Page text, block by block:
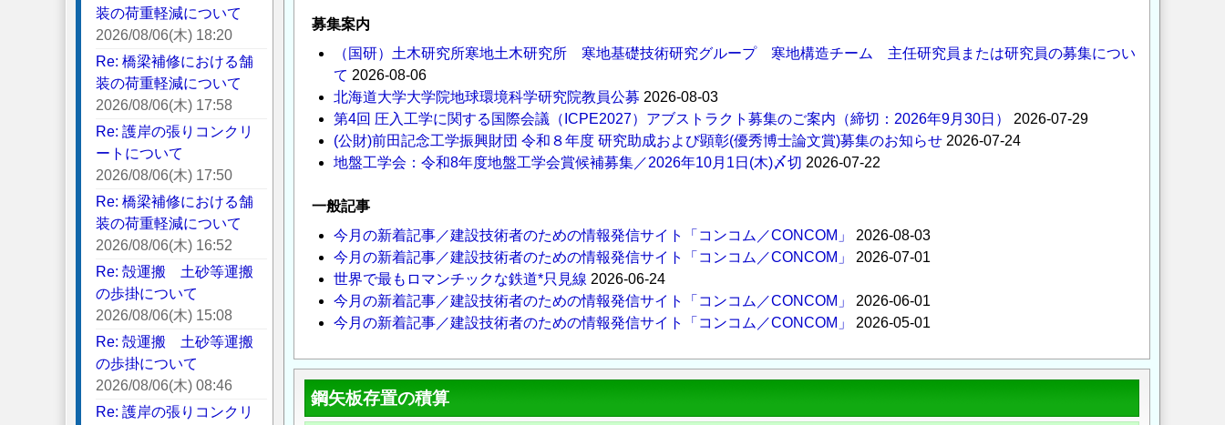
募集案内
（国研）土木研究所寒地土木研究所 寒地基礎技術研究グループ 寒地構造チーム 主任研究員または研究員の募集につい
て 2026-08-06
北海道大学大学院地球環境科学研究院教員公募 2026-08-03
第4回 圧入工学に関する国際会議（ICPE2027）アブストラクト募集のご案内（締切：2026年9月30日）
2026-07-29
(公財)前田記念工学振興財団 令和８年度 研究助成および顕彰(優秀博士論文賞)募集のお知らせ 2026-07-24
地盤工学会：令和8年度地盤工学会賞候補募集／2026年10月1日(木)〆切 2026-07-22
一般記事
今月の新着記事／建設技術者のための情報発信サイト「コンコム／CONCOM」
2026-08-03
今月の新着記事／建設技術者のための情報発信サイト「コンコム／CONCOM」
2026-07-01
世界で最もロマンチックな鉄道*只見線 2026-06-24
今月の新着記事／建設技術者のための情報発信サイト「コンコム／CONCOM」
2026-06-01
今月の新着記事／建設技術者のための情報発信サイト「コンコム／CONCOM」
2026-05-01
鋼矢板存置の積算
装の荷重軽減について
2026/08/06(木) 18:20
Re: 橋梁補修における舗
装の荷重軽減について
2026/08/06(木) 17:58
Re: 護岸の張りコンクリ
ートについて
2026/08/06(木) 17:50
Re: 橋梁補修における舗
装の荷重軽減について
2026/08/06(木) 16:52
Re: 殻運搬 土砂等運搬
の歩掛について
2026/08/06(木) 15:08
Re: 殻運搬 土砂等運搬
の歩掛について
2026/08/06(木) 08:46
Re: 護岸の張りコンクリ